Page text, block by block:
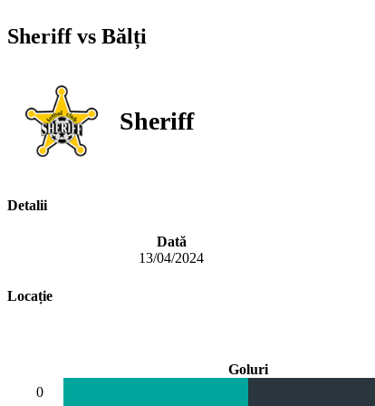
Sheriff vs Bălți
Sheriff
Detalii
Dată
13/04/2024
Locație
Goluri
0